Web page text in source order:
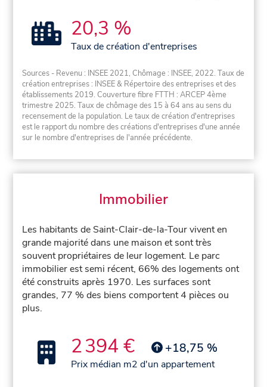
20,3 %
Taux de création d'entreprises
Sources - Revenu : INSEE 2021, Chômage : INSEE, 2022. Taux de
création entreprises : INSEE & Répertoire des entreprises et des
établissements 2019. Couverture fibre FTTH : ARCEP 4ème
trimestre 2025. Taux de chômage des 15 à 64 ans au sens du
recensement de la population. Le taux de création d'entreprises
est le rapport du nombre des créations d'entreprises d'une année
sur le nombre d'entreprises de l'année précédente.
Immobilier
Les habitants de Saint-Clair-de-la-Tour vivent en
grande majorité dans une maison et sont très
souvent propriétaires de leur logement. Le parc
immobilier est semi récent, 66% des logements ont
été construits après 1970. Les surfaces sont
grandes, 77 % des biens comportent 4 pièces ou
plus.
2 394 € +18,75 %
Prix médian m2 d'un appartement